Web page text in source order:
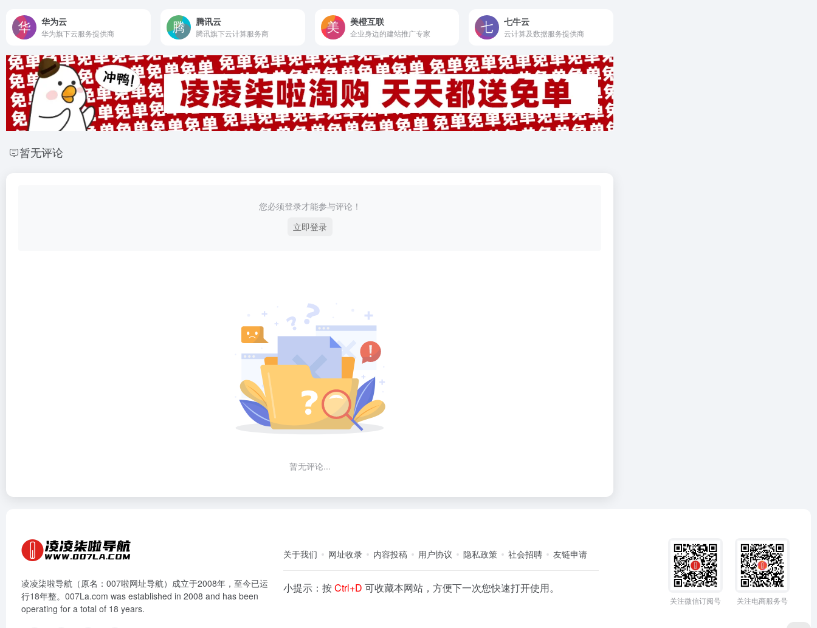
华为云
华为旗下云服务提供商
腾讯云
腾讯旗下云计算服务商
美橙互联
企业身边的建站推广专家
七牛云
云计算及数据服务提供商
暂无评论
您必须登录才能参与评论！
立即登录
暂无评论...
凌凌柒啦导航（原名：007啦网址导航）成立于2008年，至今已运
行18年整。007La.com was established in 2008 and has been
operating for a total of 18 years.
关于我们 网址收录 内容投稿 用户协议 隐私政策 社会招聘 友链申请
小提示：按Ctrl+D可收藏本网站，方便下一次您快速打开使用。
关注微信订阅号 关注电商服务号